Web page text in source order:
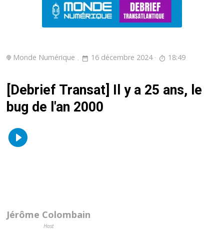
Monde Numérique 16 décembre 2024 18:49
[Debrief Transat] Il y a 25 ans, le
bug de l'an 2000
Jérôme Colombain
Host